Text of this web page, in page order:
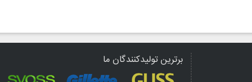
برترین تولیدکنندگان ما